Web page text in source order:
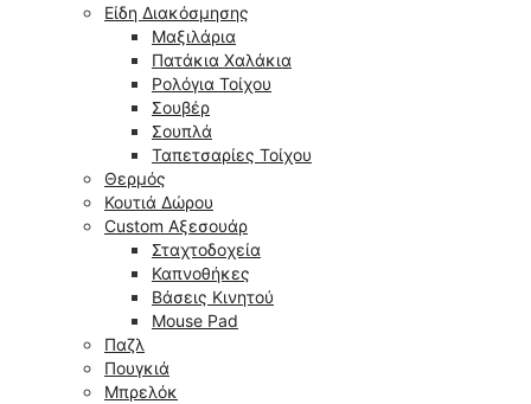
Είδη Διακόσμησης
Μαξιλάρια
Πατάκια Χαλάκια
Ρολόγια Τοίχου
Σουβέρ
Σουπλά
Ταπετσαρίες Τοίχου
Θερμός
Κουτιά Δώρου
Custom Αξεσουάρ
Σταχτοδοχεία
Καπνοθήκες
Βάσεις Κινητού
Mouse Pad
Παζλ
Πουγκιά
Μπρελόκ